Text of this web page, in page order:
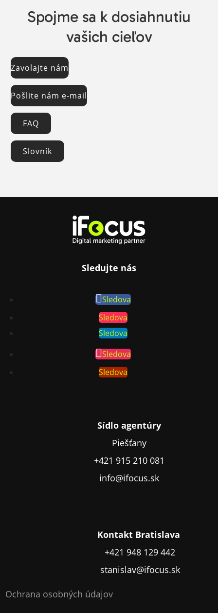
Spojme sa k dosiahnutiu
vašich cieľov
Zavolajte nám
Pošlite nám e-mail
FAQ
Slovník
Sledujte nás
Sledova
Sledova
Sledova
Sledova
Sledova
Sídlo agentúry
Piešťany
+421 915 210 081
info@ifocus.sk
Kontakt Bratislava
+421 948 129 442
stanislav@ifocus.sk
Ochrana osobných údajov